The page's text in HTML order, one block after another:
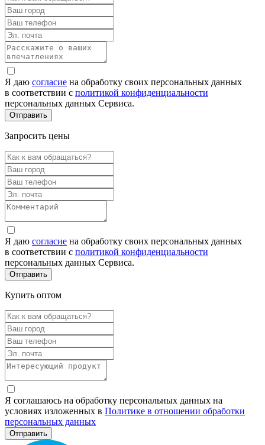
Я даю согласие на обработку своих персональных данных
в соответствии с политикой конфиденциальности
персональных данных Сервиса.
Запросить цены
Я даю согласие на обработку своих персональных данных
в соответствии с политикой конфиденциальности
персональных данных Сервиса.
Купить оптом
Я соглашаюсь на обработку персональных данных на
условиях изложенных в Политике в отношении обработки
персональных данных